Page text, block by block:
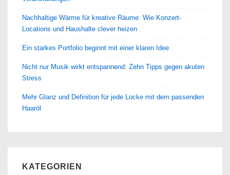
Nachhaltige Wärme für kreative Räume: Wie Konzert-
Locations und Haushalte clever heizen
Ein starkes Portfolio beginnt mit einer klaren Idee
Nicht nur Musik wirkt entspannend: Zehn Tipps gegen akuten
Stress
Mehr Glanz und Definition für jede Locke mit dem passenden
Haaröl
KATEGORIEN